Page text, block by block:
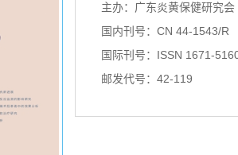
主办：广东炎黄保健研究会
国内刊号：CN 44-1543/R
国际刊号：ISSN 1671-
邮发代号：42-119